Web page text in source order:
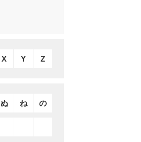
X Y Z
ぬ ね の